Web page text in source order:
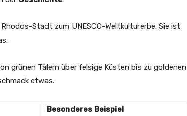
Stadt zum UNESCO-Weltkulturerbe. Sie ist
grünen Tälern über felsige Küsten bis zu goldenen
etwas.
Besonderes Beispiel